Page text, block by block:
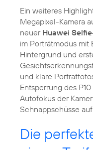
Ein weiteres
Megapixel-Kamera
neuer Huawei
im Porträtmodus
Hintergrund und
und klare
Entsperrung des P10
Autofokus der
Schnappschüsse
Die